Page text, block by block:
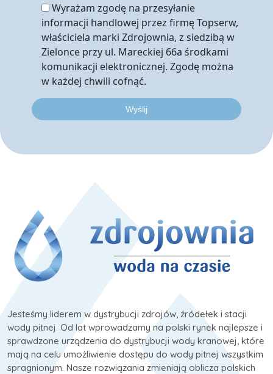
Wyrażam zgodę na przesyłanie
informacji handlowej przez firmę Topserw,
właściciela marki Zdrojownia, z siedzibą w
Zielonce przy ul. Mareckiej 66a środkami
komunikacji elektronicznej. Zgodę można
w każdej chwili cofnąć.
Jesteśmy liderem w dystrybucji zdrojów, źródełek i stacji
wody pitnej. Od lat wprowadzamy na polski rynek najlepsze i
sprawdzone urządzenia do dystrybucji wody kranowej, które
mają na celu umożliwienie dostępu do wody pitnej wszystkim
spragnionym. Nasze rozwiązania zmieniają oblicza polskich